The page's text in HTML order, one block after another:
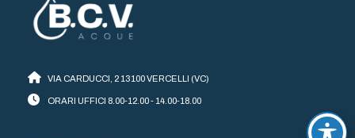
VIA CARDUCCI, 2 13100 VERCELLI (VC)
ORARI UFFICI 8.00-12.00 - 14.00-18.00